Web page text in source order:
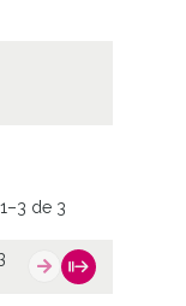
1–3 de 3